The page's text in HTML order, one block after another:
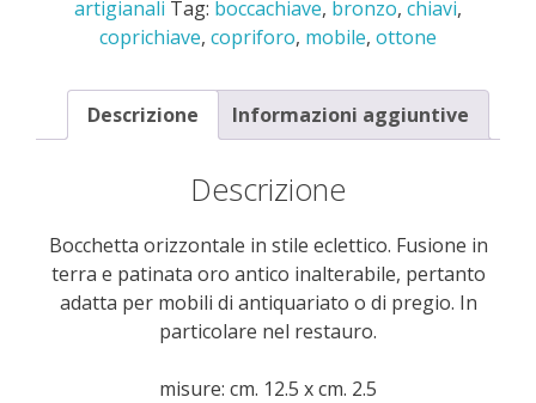
eclettico
quantità
artigianali Tag: boccachiave, bronzo, chiavi,
coprichiave, copriforo, mobile, ottone
Descrizione Informazioni aggiuntive
Descrizione
Bocchetta orizzontale in stile eclettico. Fusione in
terra e patinata oro antico inalterabile, pertanto
adatta per mobili di antiquariato o di pregio. In
particolare nel restauro.
misure: cm. 12.5 x cm. 2.5